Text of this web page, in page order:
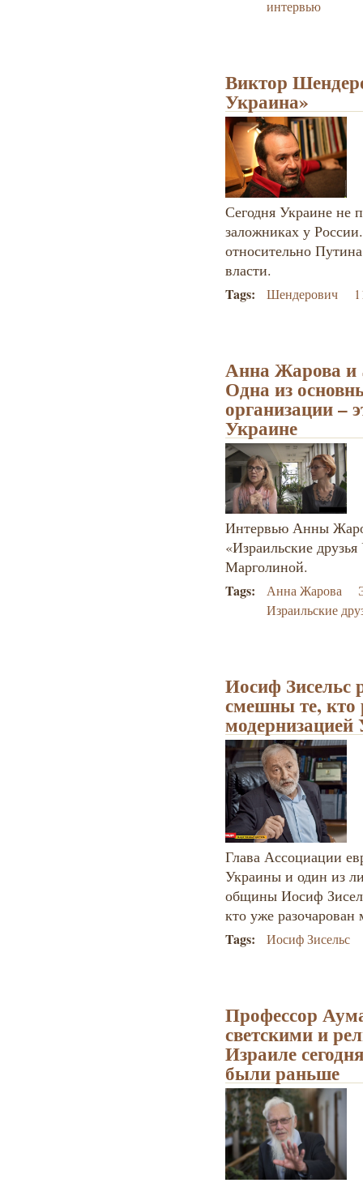
интервью
Виктор
Украина»
Сегодня Украине не
заложниках у
относительно
власти.
Tags: Шендерович
Анна Жарова
Одна из
организации –
Украине
Интервью Анны
«Израильские
Марголиной.
Tags: Анна Жарова
Израильские
Иосиф Зисельс
смешны те, кто
Глава Ассоциации
Украины и один из
общины Иосиф
кто уже
Tags: Иосиф Зисельс
Профессор
светскими и
Израиле
были раньше